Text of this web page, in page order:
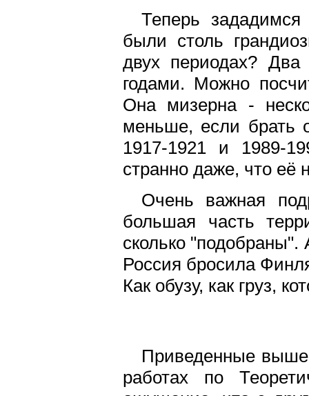
Теперь
были столь
двух периодах? Два
годами. Можно
Она мизерна -
меньше, если брать
1917-1921 и 1989-
странно даже, что её
Очень важная
большая часть
сколько
Россия бросила
Как обузу, как груз,
Приведенные выше
работах по